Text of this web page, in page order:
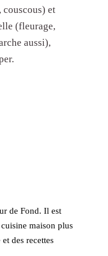
couscous) et
(fleurage,
aussi),
de Fond. Il est
maison plus
des recettes